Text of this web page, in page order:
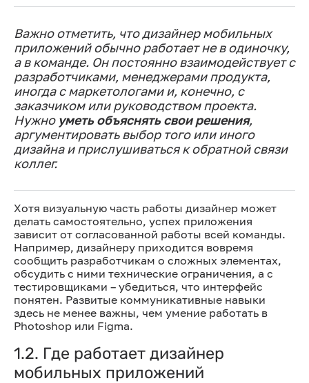
Важно отметить, что дизайнер мобильных
приложений обычно работает не в одиночку,
а в команде. Он постоянно взаимодействует с
разработчиками, менеджерами продукта,
иногда с маркетологами и, конечно, с
заказчиком или руководством проекта.
Нужно уметь объяснять свои решения,
аргументировать выбор того или иного
дизайна и прислушиваться к обратной связи
коллег.
Хотя визуальную часть работы дизайнер может
делать самостоятельно, успех приложения
зависит от согласованной работы всей команды.
Например, дизайнеру приходится вовремя
сообщить разработчикам о сложных элементах,
обсудить с ними технические ограничения, а с
тестировщиками – убедиться, что интерфейс
понятен. Развитые коммуникативные навыки
здесь не менее важны, чем умение работать в
Photoshop или Figma.
1.2. Где работает дизайнер
мобильных приложений